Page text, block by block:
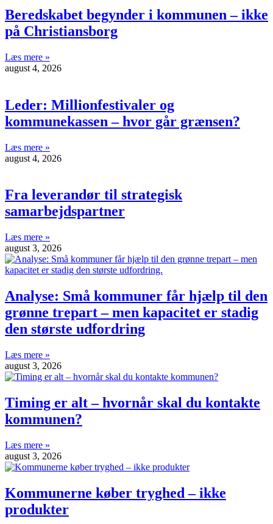
Beredskabet begynder i kommunen – ikke
på Christiansborg
Læs mere »
august 4, 2026
Leder: Millionfestivaler og
kommunekassen – hvor går grænsen?
Læs mere »
august 4, 2026
Fra leverandør til strategisk
samarbejdspartner
Læs mere »
august 3, 2026
Analyse: Små kommuner får hjælp til den
grønne trepart – men kapacitet er stadig
den største udfordring
Læs mere »
august 3, 2026
Timing er alt – hvornår skal du kontakte
kommunen?
Læs mere »
august 3, 2026
Kommunerne køber tryghed – ikke
produkter